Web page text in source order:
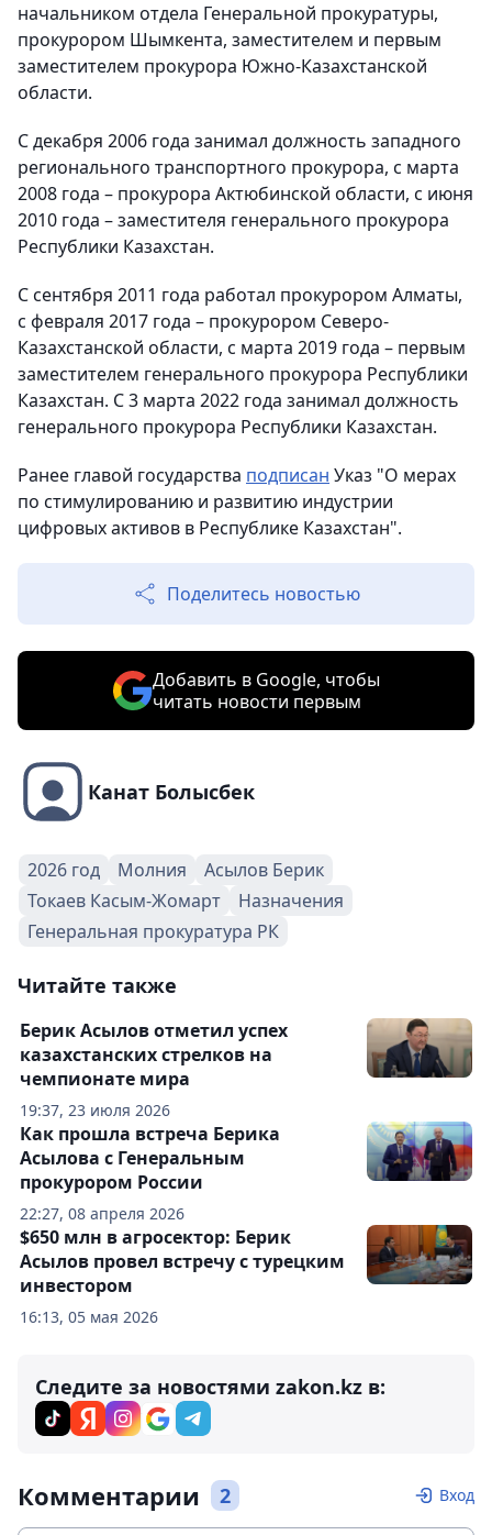
начальником отдела Генеральной прокуратуры,
прокурором Шымкента, заместителем и первым
заместителем прокурора Южно-Казахстанской
области.
С декабря 2006 года занимал должность западного
регионального транспортного прокурора, с марта
2008 года – прокурора Актюбинской области, с июня
2010 года – заместителя генерального прокурора
Республики Казахстан.
С сентября 2011 года работал прокурором Алматы,
с февраля 2017 года – прокурором Северо-
Казахстанской области, с марта 2019 года – первым
заместителем генерального прокурора Республики
Казахстан. С 3 марта 2022 года занимал должность
генерального прокурора Республики Казахстан.
Ранее главой государства подписан Указ "О мерах
по стимулированию и развитию индустрии
цифровых активов в Республике Казахстан".
Поделитесь новостью
Добавить в Google, чтобы
читать новости первым
Канат Болысбек
2026 год Молния
Асылов Берик
Токаев Касым-Жомарт
Назначения
Генеральная прокуратура РК
Читайте также
19:37, 23 июля 2026
Берик Асылов отметил успех
казахстанских стрелков на
чемпионате мира
22:27, 08 апреля 2026
Как прошла встреча Берика
Асылова с Генеральным
прокурором России
16:13, 05 мая 2026
$650 млн в агросектор: Берик
Асылов провел встречу с турецким
инвестором
Следите за новостями zakon.kz в:
Комментарии 2 Вход